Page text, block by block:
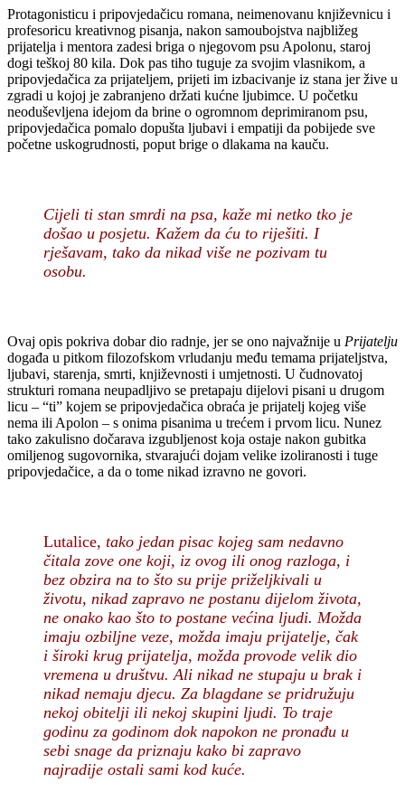
Protagonisticu i pripovjedačicu romana, neimenovanu književnicu i
profesoricu kreativnog pisanja, nakon samoubojstva najbližeg
prijatelja i mentora zadesi briga o njegovom psu Apolonu, staroj
dogi teškoj 80 kila. Dok pas tiho tuguje za svojim vlasnikom, a
pripovjedačica za prijateljem, prijeti im izbacivanje iz stana jer žive u
zgradi u kojoj je zabranjeno držati kućne ljubimce. U početku
neoduševljena idejom da brine o ogromnom deprimiranom psu,
pripovjedačica pomalo dopušta ljubavi i empatiji da pobijede sve
početne uskogrudnosti, poput brige o dlakama na kauču.
Cijeli ti stan smrdi na psa, kaže mi netko tko je
došao u posjetu. Kažem da ću to riješiti. I
rješavam, tako da nikad više ne pozivam tu
osobu.
Ovaj opis pokriva dobar dio radnje, jer se ono najvažnije u Prijatelju
događa u pitkom filozofskom vrludanju među temama prijateljstva,
ljubavi, starenja, smrti, književnosti i umjetnosti. U čudnovatoj
strukturi romana neupadljivo se pretapaju dijelovi pisani u drugom
licu – “ti” kojem se pripovjedačica obraća je prijatelj kojeg više
nema ili Apolon – s onima pisanima u trećem i prvom licu. Nunez
tako zakulisno dočarava izgubljenost koja ostaje nakon gubitka
omiljenog sugovornika, stvarajući dojam velike izoliranosti i tuge
pripovjedačice, a da o tome nikad izravno ne govori.
Lutalice, tako jedan pisac kojeg sam nedavno
čitala zove one koji, iz ovog ili onog razloga, i
bez obzira na to što su prije priželjkivali u
životu, nikad zapravo ne postanu dijelom života,
ne onako kao što to postane većina ljudi. Možda
imaju ozbiljne veze, možda imaju prijatelje, čak
i široki krug prijatelja, možda provode velik dio
vremena u društvu. Ali nikad ne stupaju u brak i
nikad nemaju djecu. Za blagdane se pridružuju
nekoj obitelji ili nekoj skupini ljudi. To traje
godinu za godinom dok napokon ne pronađu u
sebi snage da priznaju kako bi zapravo
najradije ostali sami kod kuće.